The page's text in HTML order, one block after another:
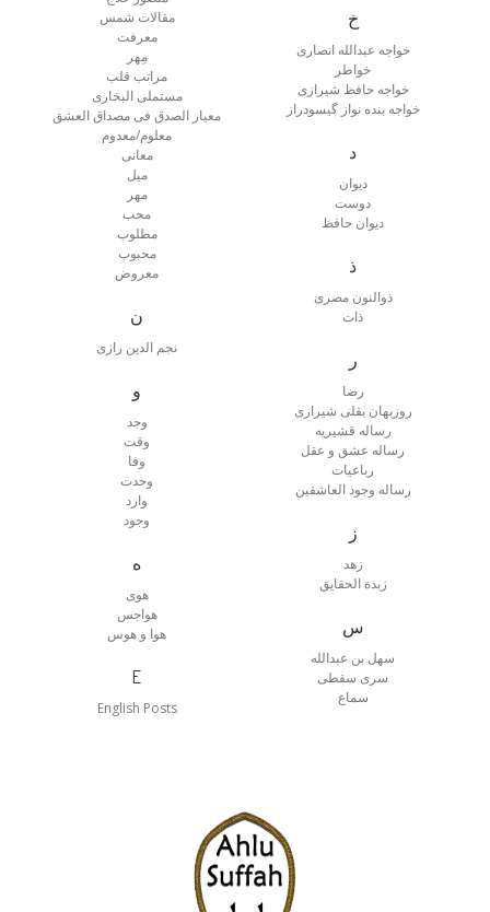
خ
خواجه عبدالله انصاری
خواطر
خواجه حافظ شیرازی
خواجه بنده نواز گیسودراز
د
دیوان
دوست
دیوان حافظ
ذ
ذوالنون مصری
ذات
ر
رضا
روزبهان بقلی شیرازی
رساله قشیریه
رساله عشق و عقل
رباعیات
رساله وجود العاشقین
ز
زهد
زبدة الحقایق
س
سهل بن عبدالله
سری سقطی
سماع
مقالات شمس
معرفت
مِهر
مراتب قلب
مستملی البخاری
معیار الصدق فی‌ مصداق العشق
معلوم/معدوم
معانی
میل
مهر
محب
مطلوب
محبوب
معروض
ن
نجم الدین رازی
و
وجد
وقت
وفا
وحدت
وارد
وجود
ه
هوی
هواجس
هوا و هوس
E
English Posts